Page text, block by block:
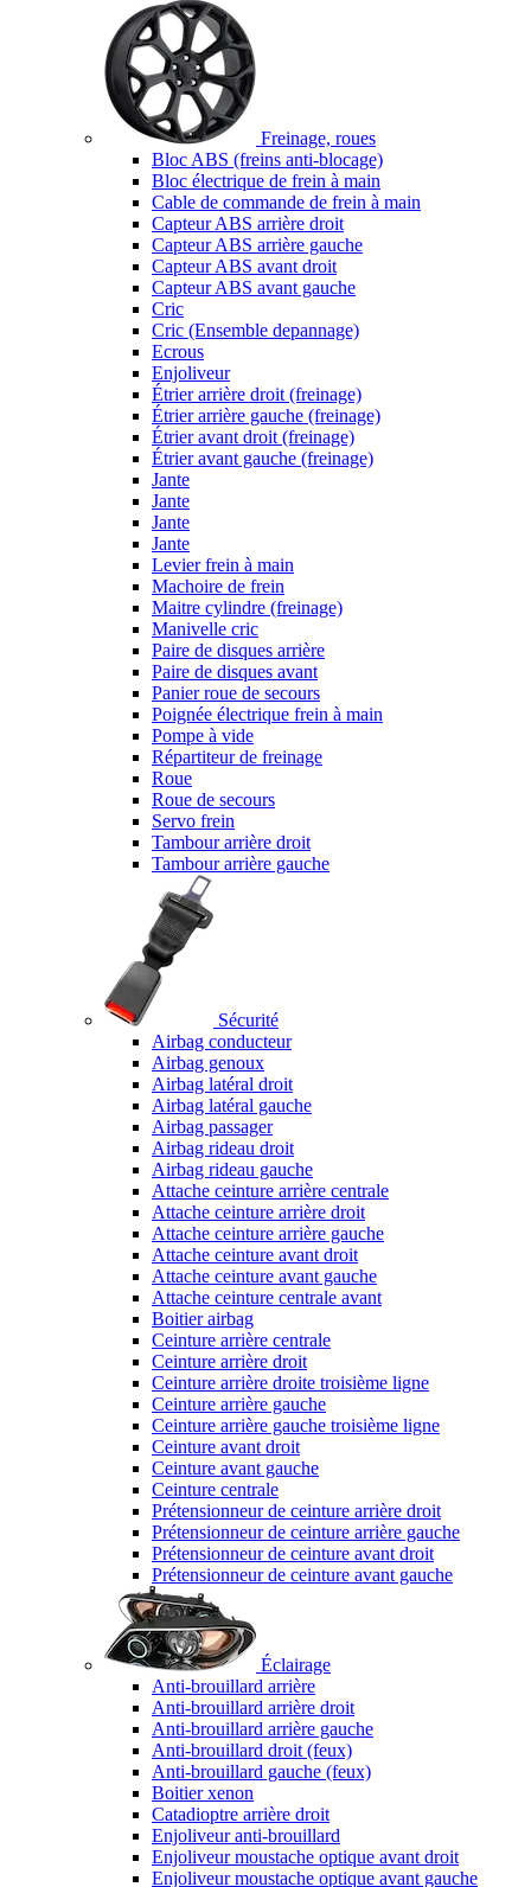
Freinage, roues
Bloc ABS (freins anti-blocage)
Bloc électrique de frein à main
Cable de commande de frein à main
Capteur ABS arrière droit
Capteur ABS arrière gauche
Capteur ABS avant droit
Capteur ABS avant gauche
Cric
Cric (Ensemble depannage)
Ecrous
Enjoliveur
Étrier arrière droit (freinage)
Étrier arrière gauche (freinage)
Étrier avant droit (freinage)
Étrier avant gauche (freinage)
Jante
Jante
Jante
Jante
Levier frein à main
Machoire de frein
Maitre cylindre (freinage)
Manivelle cric
Paire de disques arrière
Paire de disques avant
Panier roue de secours
Poignée électrique frein à main
Pompe à vide
Répartiteur de freinage
Roue
Roue de secours
Servo frein
Tambour arrière droit
Tambour arrière gauche
Sécurité
Airbag conducteur
Airbag genoux
Airbag latéral droit
Airbag latéral gauche
Airbag passager
Airbag rideau droit
Airbag rideau gauche
Attache ceinture arrière centrale
Attache ceinture arrière droit
Attache ceinture arrière gauche
Attache ceinture avant droit
Attache ceinture avant gauche
Attache ceinture centrale avant
Boitier airbag
Ceinture arrière centrale
Ceinture arrière droit
Ceinture arrière droite troisième ligne
Ceinture arrière gauche
Ceinture arrière gauche troisième ligne
Ceinture avant droit
Ceinture avant gauche
Ceinture centrale
Prétensionneur de ceinture arrière droit
Prétensionneur de ceinture arrière gauche
Prétensionneur de ceinture avant droit
Prétensionneur de ceinture avant gauche
Éclairage
Anti-brouillard arrière
Anti-brouillard arrière droit
Anti-brouillard arrière gauche
Anti-brouillard droit (feux)
Anti-brouillard gauche (feux)
Boitier xenon
Catadioptre arrière droit
Enjoliveur anti-brouillard
Enjoliveur moustache optique avant droit
Enjoliveur moustache optique avant gauche